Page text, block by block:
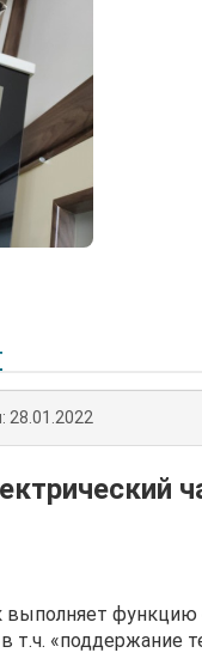
28.01.2022
выполняет
т.ч. «поддержание